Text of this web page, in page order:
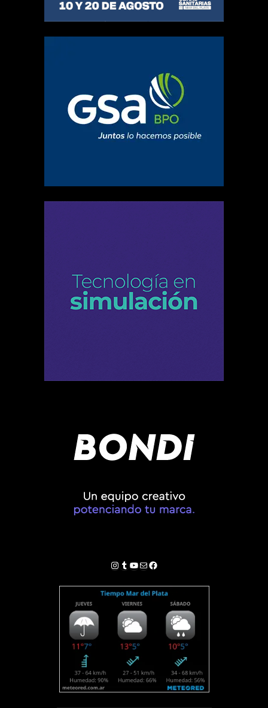
Instagram
Tumblr
YouTube
Correo electrónico
Facebook